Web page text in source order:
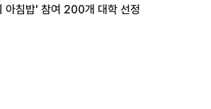
아침밥' 참여 200개 대학 선정